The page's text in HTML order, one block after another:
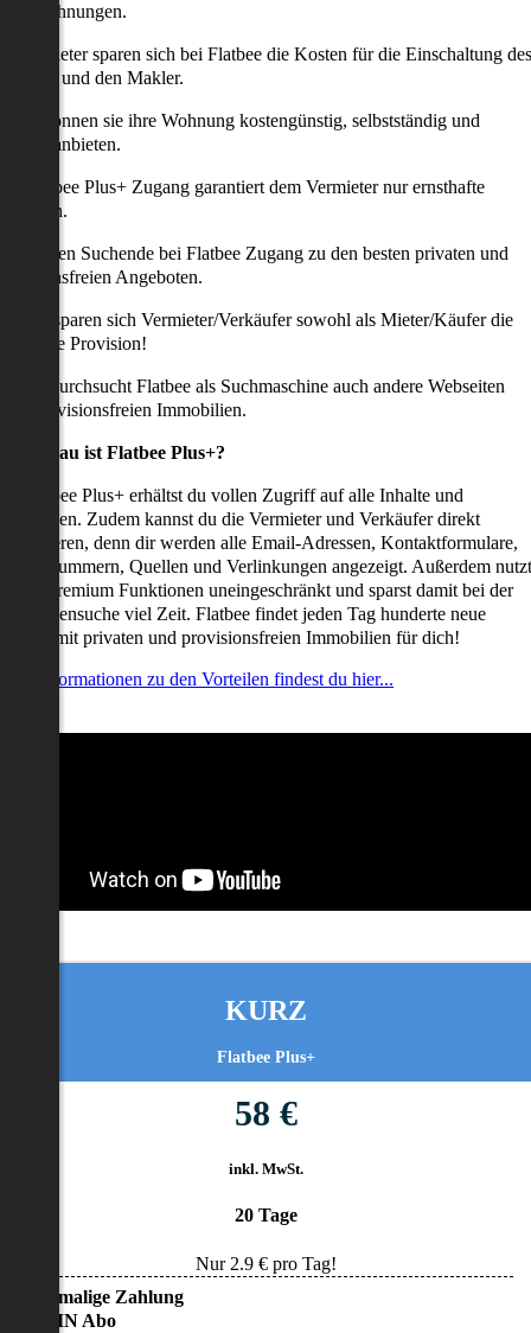
Wohnungen.
Anbieter sparen sich bei Flatbee die Kosten für die Einschaltung des
und den Makler.
können sie ihre Wohnung kostengünstig, selbstständig und
anbieten.
Flatbee Plus+ Zugang garantiert dem Vermieter nur ernsthafte
erhalten Suchende bei Flatbee Zugang zu den besten privaten und
Angeboten.
uns sparen sich Vermieter/Verkäufer sowohl als Mieter/Käufer die
Provision!
durchsucht Flatbee als Suchmaschine auch andere Webseiten
provisionsfreien Immobilien.
genau ist Flatbee Plus+?
Flatbee Plus+ erhältst du vollen Zugriff auf alle Inhalte und
Zudem kannst du die Vermieter und Verkäufer direkt
denn dir werden alle Email-Adressen, Kontaktformulare,
Quellen und Verlinkungen angezeigt. Außerdem nutzt
alle Premium Funktionen uneingeschränkt und sparst damit bei der
viel Zeit. Flatbee findet jeden Tag hunderte neue
mit privaten und provisionsfreien Immobilien für dich!
Informationen zu den Vorteilen findest du hier...
KURZ
Flatbee Plus+
58 €
inkl. MwSt.
20 Tage
Nur 2.9€ pro Tag!
• Einmalige Zahlung
• KEIN Abo